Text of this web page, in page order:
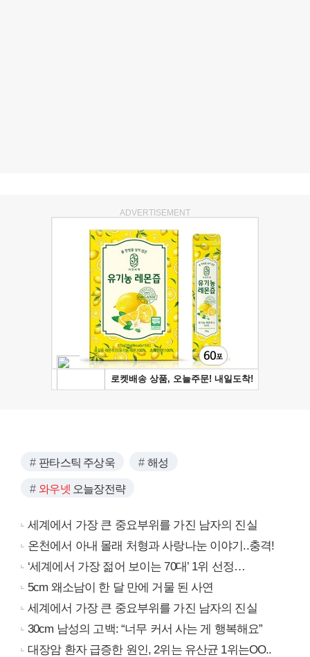
ADVERTISEMENT
판타스틱 주상욱 해성
와우넷 오늘장전략
세계에서 가장 큰 중요부위를 가진 남자의 진실
온천에서 아내 몰래 처형과 사랑나눈 이야기..충격!
‘세계에서 가장 젊어 보이는 70대’ 1위 선정…
5cm 왜소남이 한 달 만에 거물 된 사연
세계에서 가장 큰 중요부위를 가진 남자의 진실
30cm 남성의 고백: “너무 커서 사는 게 행복해요”
대장암 환자 급증한 원인, 2위는 유산균 1위는OO..